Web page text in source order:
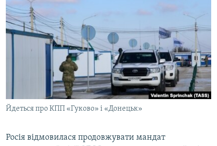
ВСЕ ЗА ДЕНЬ
СПЕЦПРОЕКТИ
ДЕПОРТАЦІЯ
ВІДЕОУРОКИ «ELIFBE»
СВІДЧЕННЯ ОКУПАЦІЇ
УКРАЇНСЬКА ПРОБЛЕМА КРИМУ
ІНФОГРАФІКА
ЯК ОБІЙТИ БЛОКУВАННЯ
ДОЛУЧАЙСЯ!
Йдеться про КПП «Гуково» і «Донецьк»
Росія відмовилася продовжувати мандат